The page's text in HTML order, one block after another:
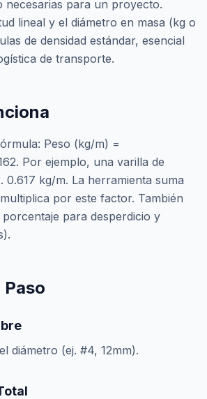
necesarias para un proyecto.
lineal y el diámetro en masa (kg o
de densidad estándar, esencial
de transporte.
Peso (kg/m) =
Por ejemplo, una varilla de
0.617 kg/m. La herramienta suma
por este factor. También
para desperdicio y
Paso
diámetro (ej. #4, 12mm).